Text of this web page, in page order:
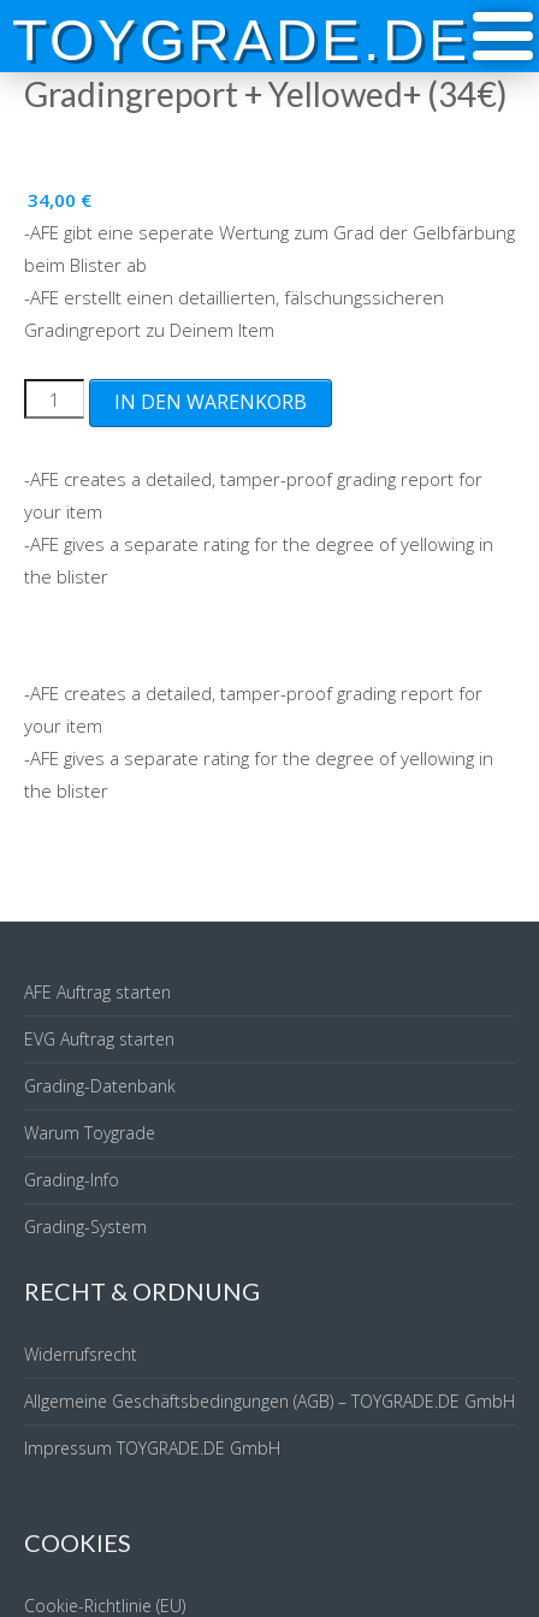
Skip
content
TOYGRADE.DE
Gradingreport + Yellowed+ (34€)
34,00 €
-AFE gibt eine seperate Wertung zum Grad der Gelbfärbung
beim Blister ab
-AFE erstellt einen detaillierten, fälschungssicheren
Gradingreport zu Deinem Item
Gradingreport
(34€)
Menge
IN DEN WARENKORB
-AFE creates a detailed, tamper-proof grading report for
your item
-AFE gives a separate rating for the degree of yellowing in
the blister
-AFE creates a detailed, tamper-proof grading report for
your item
-AFE gives a separate rating for the degree of yellowing in
the blister
AFE Auftrag starten
EVG Auftrag starten
Grading-Datenbank
Warum Toygrade
Grading-Info
Grading-System
RECHT & ORDNUNG
Widerrufsrecht
Allgemeine Geschäftsbedingungen (AGB) – TOYGRADE.DE GmbH
Impressum TOYGRADE.DE GmbH
COOKIES
Cookie-Richtlinie (EU)